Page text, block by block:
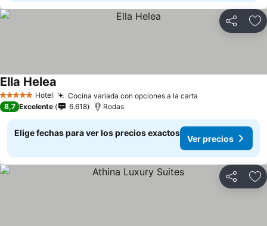
Compartir
5 Estrellas Hotel Cocina variada con opciones a la carta
Ella Helea
8,7 Excelente 6.618 Rodas
Elige fechas para ver los precios exactos
Ver precios
Compartir